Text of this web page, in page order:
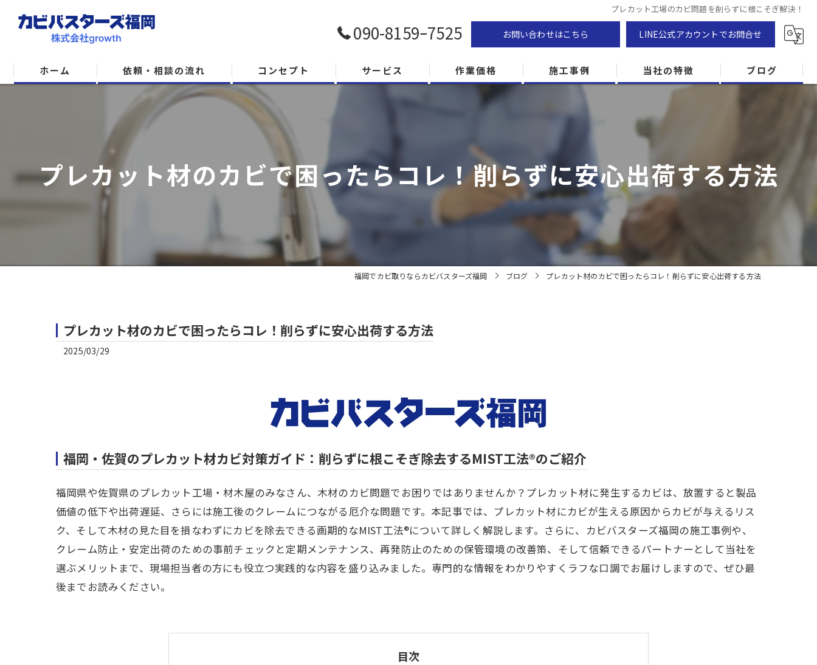
プレカット工場のカビ問題を削らずに根こそぎ解決！
090-8159ｰ7525 お問い合わせはこちら LINE公式アカウントでお問合せ
ホーム 依頼・相談の流れ コンセプト サービス 作業価格 施工事例 当社の特徴
防カビ
カビ専門
ZEH住宅
カビ検査
ブログ
プレカット材のカビで困ったらコレ！削らずに安心出荷する方法
福岡でカビ取りならカビバスターズ福岡 ブログ プレカット材のカビで困ったらコレ！削らずに安心出荷する方法
プレカット材のカビで困ったらコレ！削らずに安心出荷する方法
2025/03/29
福岡・佐賀のプレカット材カビ対策ガイド：削らずに根こそぎ除去するMIST工法®のご紹介
福岡県や佐賀県のプレカット工場・材木屋のみなさん、木材のカビ問題でお困りではありませんか？プレカット材に発生するカビは、放置すると製品
価値の低下や出荷遅延、さらには施工後のクレームにつながる厄介な問題です。本記事では、プレカット材にカビが生える原因からカビが与えるリス
ク、そして木材の見た目を損なわずにカビを除去できる画期的なMIST工法®について詳しく解説します。さらに、カビバスターズ福岡の施工事例や、
クレーム防止・安定出荷のための事前チェックと定期メンテナンス、再発防止のための保管環境の改善策、そして信頼できるパートナーとして当社を
選ぶメリットまで、現場担当者の方にも役立つ実践的な内容を盛り込みました。専門的な情報をわかりやすくラフな口調でお届けしますので、ぜひ最
後までお読みください。
目次